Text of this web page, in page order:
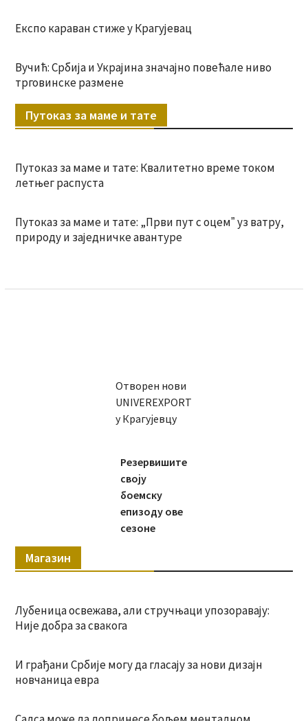
Експо караван стиже у Крагујевац
Вучић: Србија и Украјина значајно повећале ниво
трговинске размене
Путоказ за маме и тате
Путоказ за маме и тате: Квалитетно време током
летњег распуста
Путоказ за маме и тате: „Први пут с оцемˮ уз ватру,
природу и заједничке авантуре
Отворен нови
UNIVEREXPORT
у Крагујевцу
Резервишите
своју
боемску
епизоду ове
сезоне
Магазин
Лубеница освежава, али стручњаци упозоравају:
Није добра за свакога
И грађани Србије могу да гласају за нови дизајн
новчаница евра